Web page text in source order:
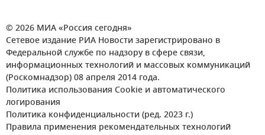
© 2026 МИА «Россия сегодня»
Сетевое издание РИА Новости зарегистрировано в
Федеральной службе по надзору в сфере связи,
информационных технологий и массовых коммуникаций
(Роскомнадзор) 08 апреля 2014 года.
Политика использования Cookie и автоматического
логирования
Политика конфиденциальности (ред. 2023 г.)
Правила применения рекомендательных технологий